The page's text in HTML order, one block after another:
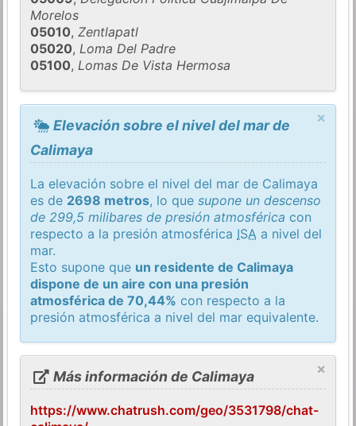
Morelos
05010,Zentlapatl
05020,Loma Del Padre
05100,Lomas De Vista Hermosa
×
Elevación sobre el nivel del mar de
Calimaya
La elevación sobre el nivel del mar de Calimaya
es de 2698 metros, lo quesupone un descenso
de 299,5 milibares de presión atmosférica con
respecto a la presión atmosférica ISA a nivel del
mar.
Esto supone que un residente de Calimaya
dispone de un aire con una presión
atmosférica de 70,44% con respecto a la
presión atmosférica a nivel del mar equivalente.
×
Más información de Calimaya
https://www.chatrush.com/geo/3531798/chat-